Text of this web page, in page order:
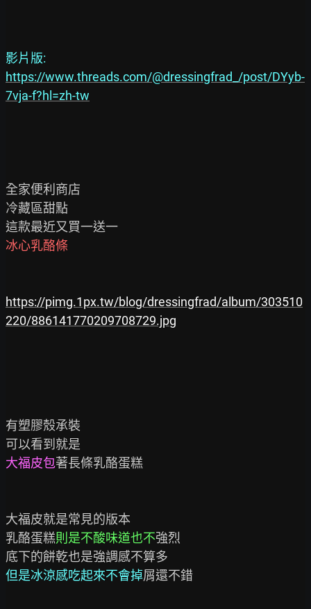
https://www.threads.com/@dressingfrad_/post/DYyb-
7vja-f?hl=zh-tw
全家便利商店
冷藏區甜點
https://pimg.1px.tw/blog/dressingfrad/album/303510
220/886141770209708729.jpg
有塑膠殼承裝
大福皮包著長條乳酪蛋糕
大福皮就是常見的版本
乳酪蛋糕則是不酸味道也不強烈
底下的餅乾也是強調感不算多
但是冰涼感吃起來不會掉屑還不錯